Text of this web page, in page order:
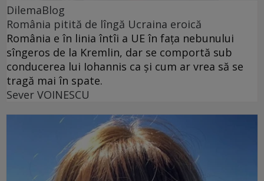
DilemaBlog
România pitită de lîngă Ucraina eroică
România e în linia întîi a UE în fața nebunului
sîngeros de la Kremlin, dar se comportă sub
conducerea lui Iohannis ca și cum ar vrea să se
tragă mai în spate.
Sever VOINESCU